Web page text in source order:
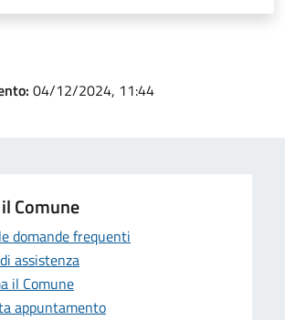
04/12/2024, 11:44
Comune
domande frequenti
assistenza
il Comune
appuntamento